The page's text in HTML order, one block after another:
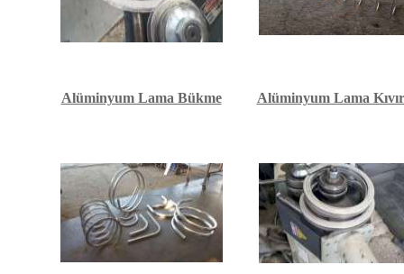
Alüminyum Lama Bükme Alüminyum Lama